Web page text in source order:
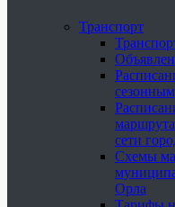
Транспорт
сети
Схемы
Орла